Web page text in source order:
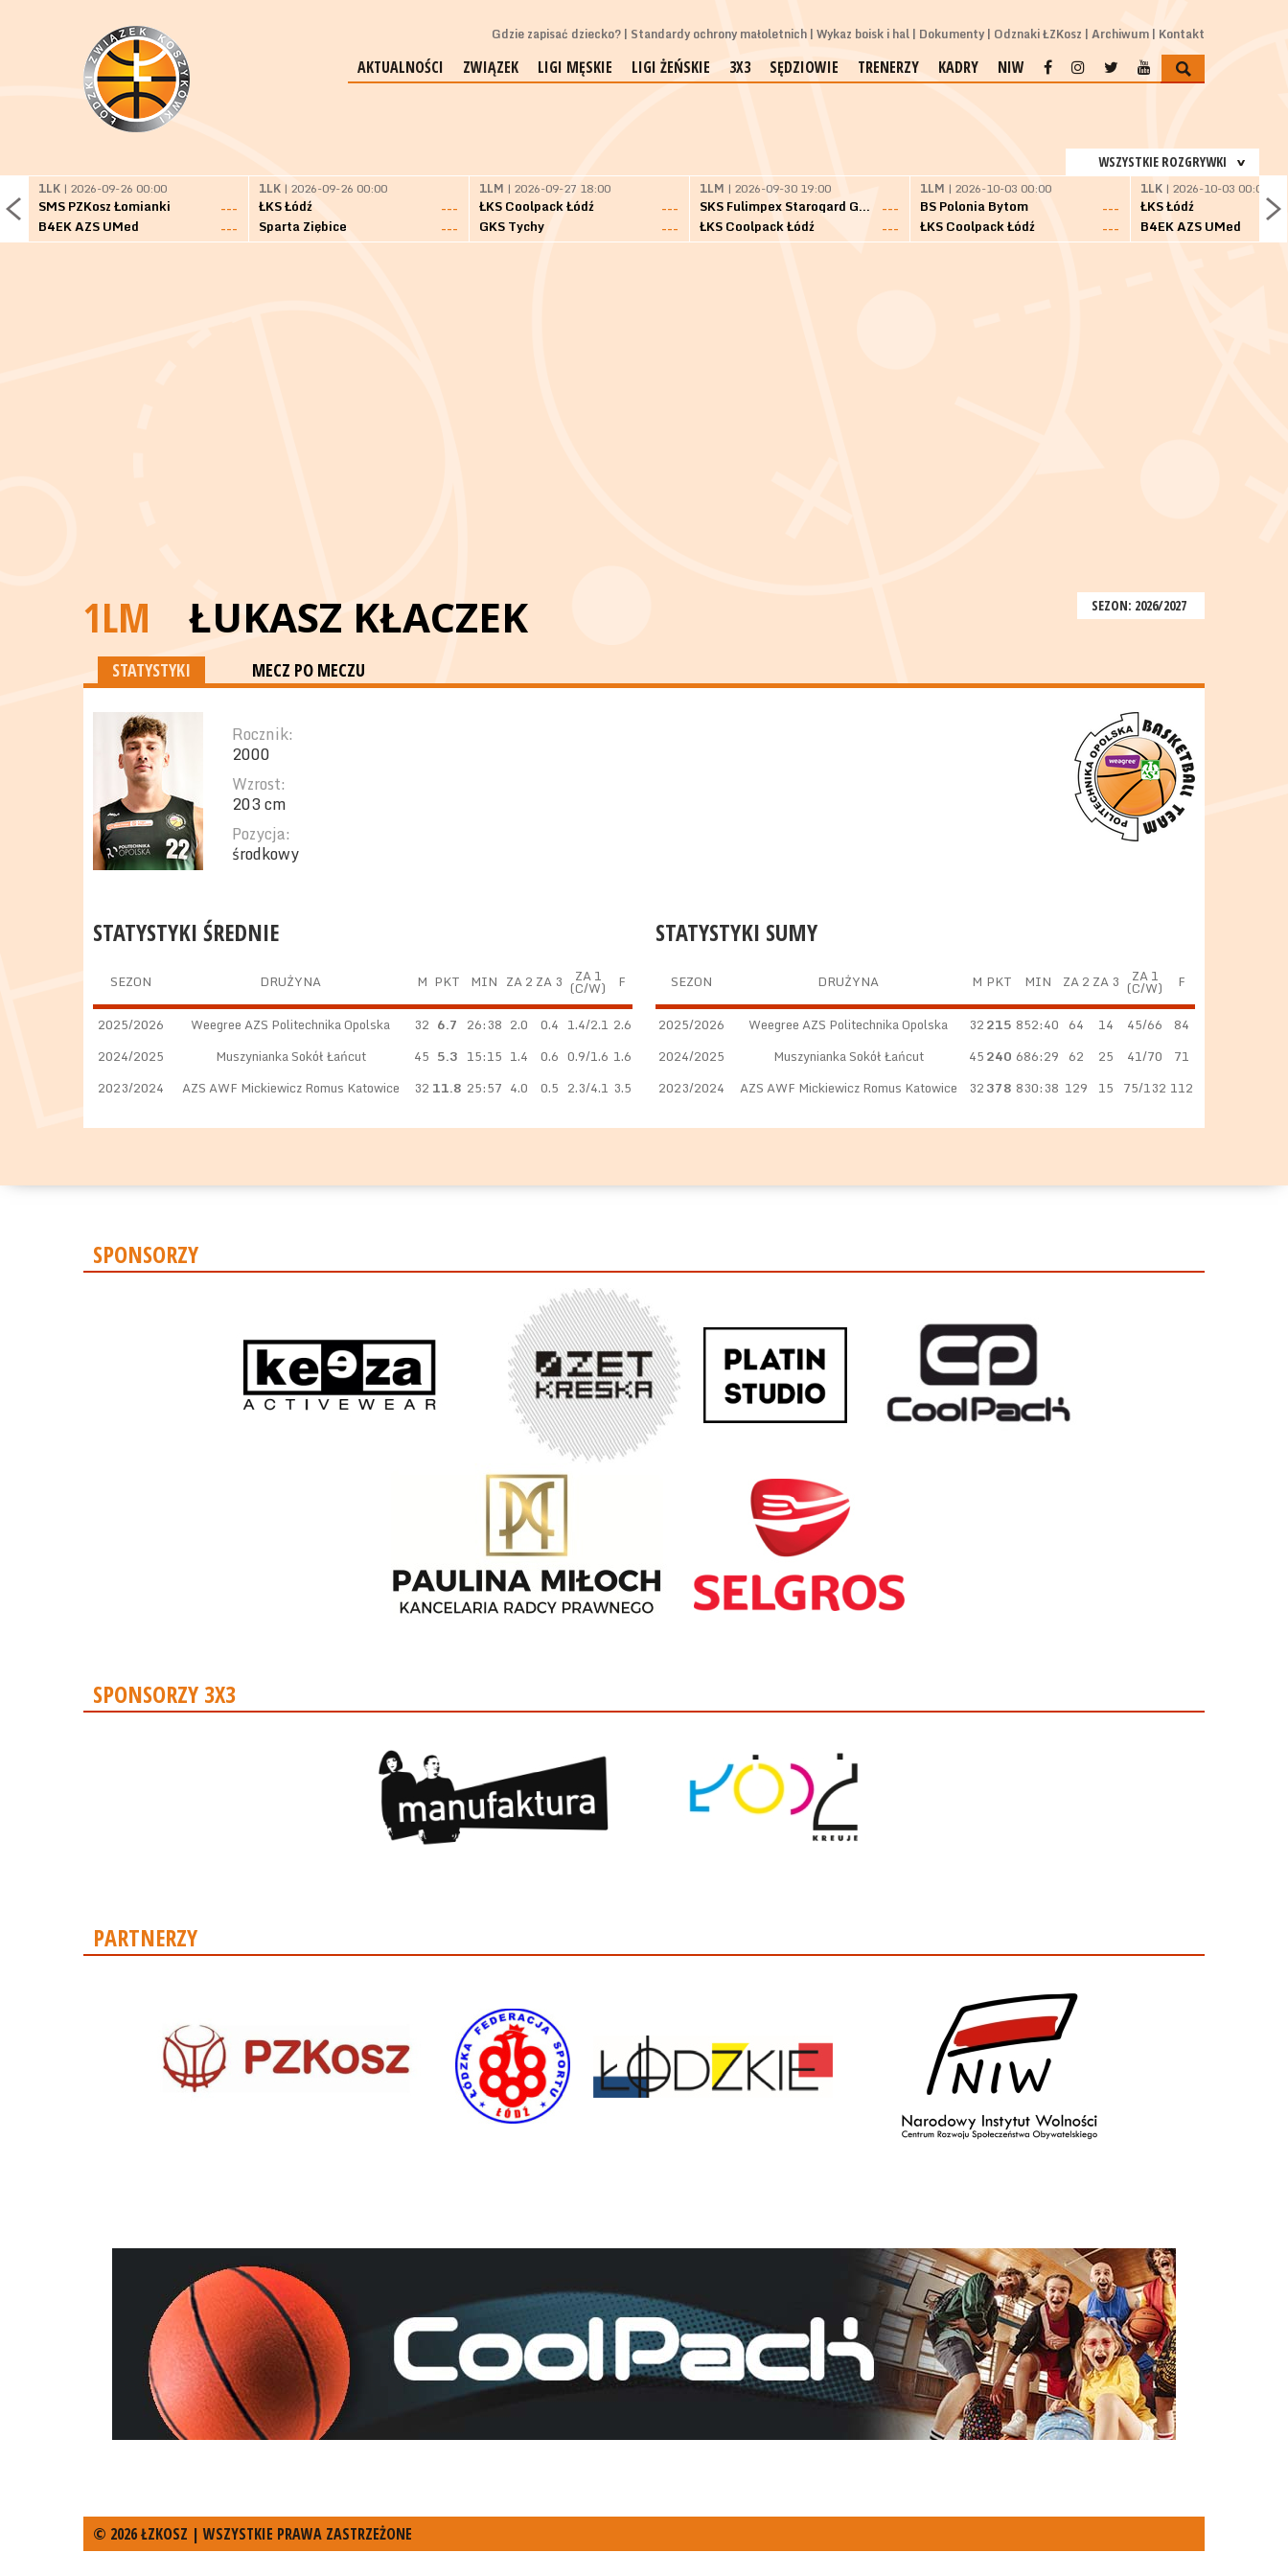
Gdzie zapisać dziecko? Standardy ochrony małoletnich Wykaz boisk i hal Dokumenty Odznaki ŁZKosz Archiwum Kontakt
AKTUALNOŚCI ZWIĄZEK LIGI MĘSKIE LIGI ŻEŃSKIE 3X3 SĘDZIOWIE TRENERZY KADRY NIW
WSZYSTKIE ROZGRYWKI
1LK | 2026-09-26 00:00
SMS PZKosz Łomianki
---
B4EK AZS UMed
---
1LK | 2026-09-26 00:00
ŁKS Łódź
---
Sparta Ziębice
---
1LM | 2026-09-27 18:00
ŁKS Coolpack Łódź
---
GKS Tychy
---
1LM | 2026-09-30 19:00
SKS Fulimpex Starogard Gdański
---
ŁKS Coolpack Łódź
---
1LM | 2026-10-03 00:00
BS Polonia Bytom
---
ŁKS Coolpack Łódź
---
1LK | 2026-10-03 00:00
ŁKS Łódź
B4EK AZS UMed
SEZON: 2026/2027
1LM ŁUKASZ KŁACZEK
STATYSTYKI MECZ PO MECZU
Rocznik:
2000
Wzrost:
203 cm
Pozycja:
środkowy
STATYSTYKI SUMY
SEZON DRUŻYNA M PKT MIN ZA 2 ZA 3 ZA 1
(C/W) F
2025/2026 Weegree AZS Politechnika Opolska 32215 852:40 64 14 45/66
84
2024/2025
Muszynianka Sokół Łańcut 45240 686:29 62 25 41/70
71
2023/2024
AZS AWF Mickiewicz Romus Katowice 32378 830:38 129 15 75/132 112
STATYSTYKI ŚREDNIE
SEZON DRUŻYNA M PKT MIN ZA 2 ZA 3 ZA 1
(C/W) F
2025/2026 Weegree AZS Politechnika Opolska 32 6.7 26:38 2.0 0.4 1.4/2.1 2.6
2024/2025
Muszynianka Sokół Łańcut 45 5.3 15:15 1.4 0.6 0.9/1.6 1.6
2023/2024
AZS AWF Mickiewicz Romus Katowice 32 11.8 25:57 4.0 0.5 2.3/4.1 3.5
SPONSORZY
SPONSORZY 3X3
PARTNERZY
© 2026 ŁZKOSZ | WSZYSTKIE PRAWA ZASTRZEŻONE